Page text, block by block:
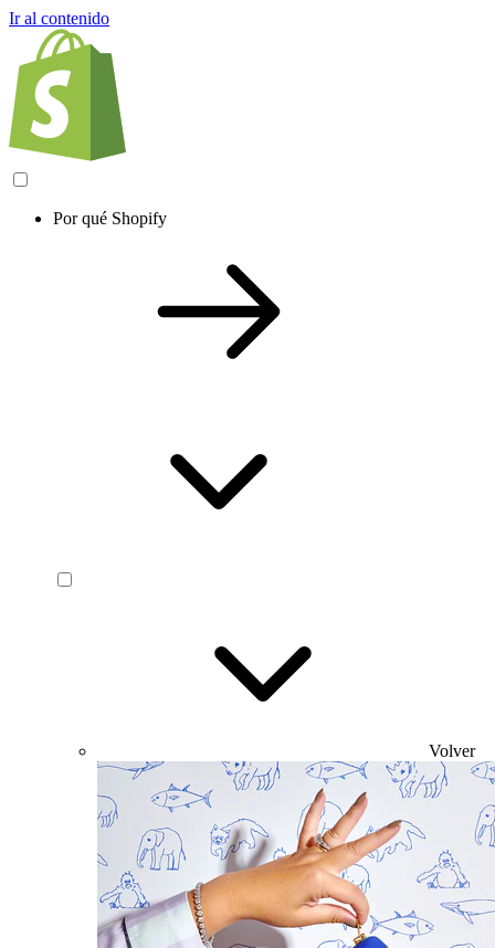
Ir al contenido
Por qué Shopify
Volver